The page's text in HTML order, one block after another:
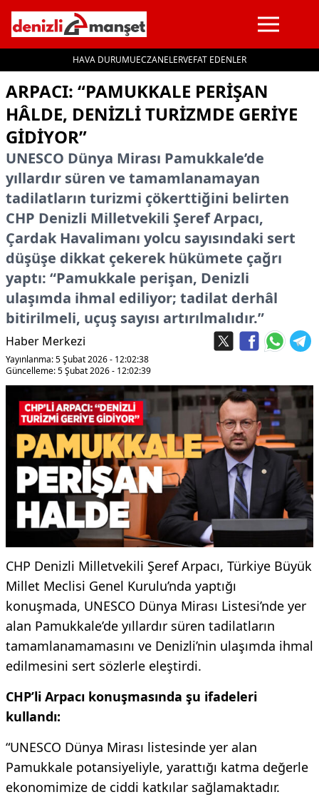
HAVA DURUMUECZANELERVEFAT EDENLER
ARPACI: “PAMUKKALE PERIŞAN
HÂLDE, DENIZLI TURIZMDE GERIYE
GIDIYOR”
UNESCO Dünya Mirası Pamukkale’de
yıllardır süren ve tamamlanamayan
tadilatların turizmi çökerttiğini belirten
CHP Denizli Milletvekili Şeref Arpacı,
Çardak Havalimanı yolcu sayısındaki sert
düşüşe dikkat çekerek hükümete çağrı
yaptı: “Pamukkale perişan, Denizli
ulaşımda ihmal ediliyor; tadilat derhâl
bitirilmeli, uçuş sayısı artırılmalıdır.”
Haber Merkezi
Yayınlanma: 5 Şubat 2026 - 12:02:38
Güncelleme: 5 Şubat 2026 - 12:02:39
CHP Denizli Milletvekili Şeref Arpacı, Türkiye Büyük
Millet Meclisi Genel Kurulu’nda yaptığı
konuşmada, UNESCO Dünya Mirası Listesi’nde yer
alan Pamukkale’de yıllardır süren tadilatların
tamamlanamamasını ve Denizli’nin ulaşımda ihmal
edilmesini sert sözlerle eleştirdi.
CHP’li Arpacı konuşmasında şu ifadeleri
kullandı:
“UNESCO Dünya Mirası listesinde yer alan
Pamukkale potansiyeliyle, yarattığı katma değerle
ekonomimize de ciddi katkılar sağlamaktadır.